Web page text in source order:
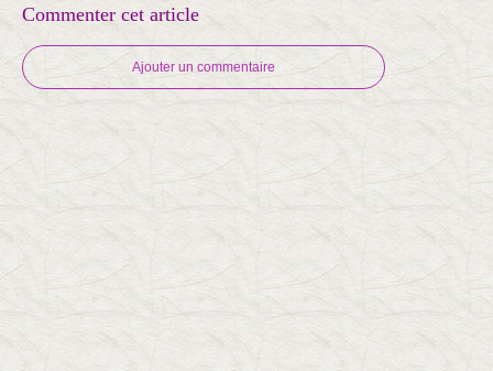
Commenter cet article
Ajouter un commentaire